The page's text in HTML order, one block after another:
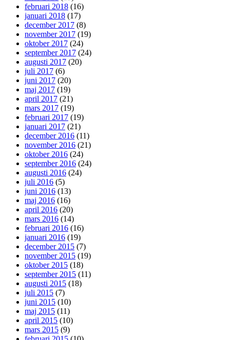
februari 2018 (16)
januari 2018 (17)
december 2017 (8)
november 2017 (19)
oktober 2017 (24)
september 2017 (24)
augusti 2017 (20)
juli 2017 (6)
juni 2017 (20)
maj 2017 (19)
april 2017 (21)
mars 2017 (19)
februari 2017 (19)
januari 2017 (21)
december 2016 (11)
november 2016 (21)
oktober 2016 (24)
september 2016 (24)
augusti 2016 (24)
juli 2016 (5)
juni 2016 (13)
maj 2016 (16)
april 2016 (20)
mars 2016 (14)
februari 2016 (16)
januari 2016 (19)
december 2015 (7)
november 2015 (19)
oktober 2015 (18)
september 2015 (11)
augusti 2015 (18)
juli 2015 (7)
juni 2015 (10)
maj 2015 (11)
april 2015 (10)
mars 2015 (9)